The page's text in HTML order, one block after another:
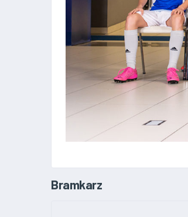
Bramkarz